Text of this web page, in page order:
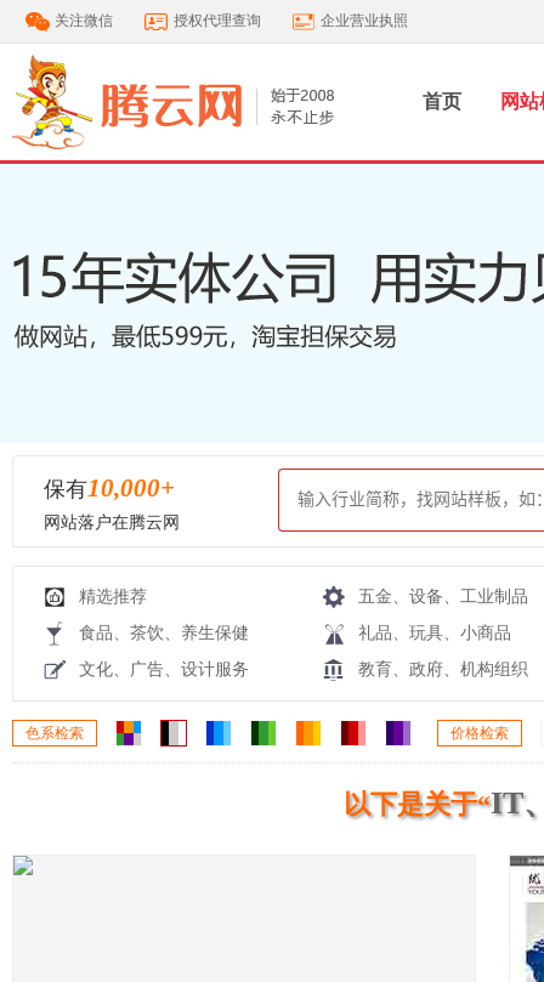
关注微信 授权代理查询 企业营业执照
首页 网
保有10,000+
网站落户在腾云网
精选推荐
五金、设备、工业制品
食品、茶饮、养生保健
礼品、玩具、小商品
文化、广告、设计服务
教育、政府、机构组织
色系检索 价格检索
以下是关于“IT